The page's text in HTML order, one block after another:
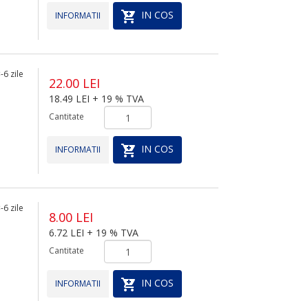
INFORMATII IN COS
6 zile
22.00 LEI
18.49 LEI + 19 % TVA
Cantitate
INFORMATII IN COS
6 zile
8.00 LEI
6.72 LEI + 19 % TVA
Cantitate
INFORMATII IN COS